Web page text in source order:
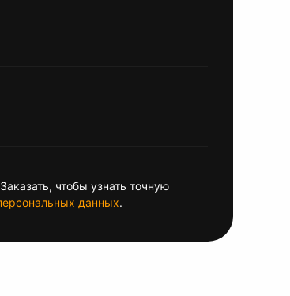
чтобы узнать точную
данных.